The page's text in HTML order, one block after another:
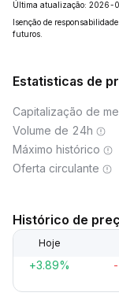
Última atualização: 2026-
Isenção de
futuros.
Estatisticas de
Capitalização de
Volume de 24h
Máximo histórico
Oferta circulante
Histórico de
Hoje
+3.89%